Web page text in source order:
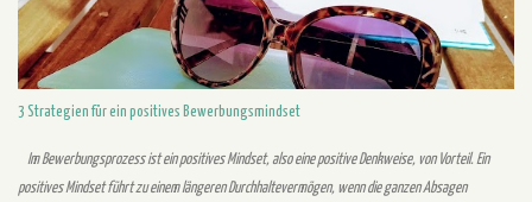
den ersten Blick, ob die Standardrichtlinien eingehalten wurden. Wie du dein Bewerbungsdesign
erstellen kannst, erfährst du von mir in diesem Po...
3 Strategien für ein positives Bewerbungsmindset
Im Bewerbungsprozess ist ein positives Mindset, also eine positive Denkweise, von Vorteil. Ein
positives Mindset führt zu einem längeren Durchhaltevermögen, wenn die ganzen Absagen